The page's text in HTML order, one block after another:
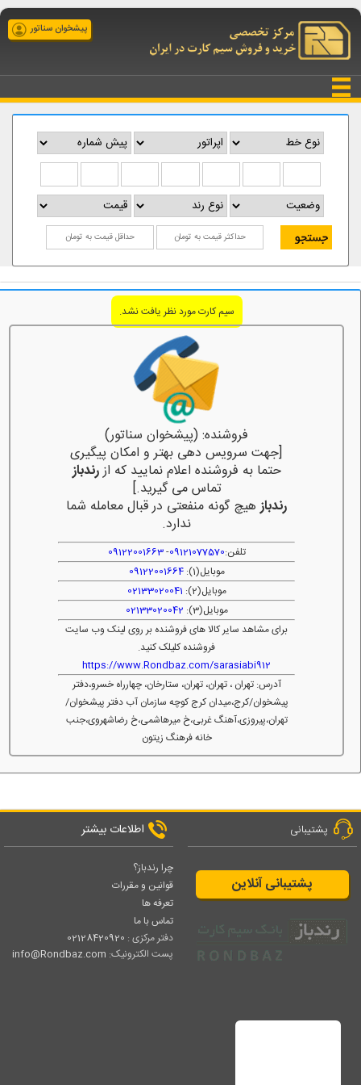
پیشخوان سناتور
سیم کارت مورد نظر یافت نشد.
فروشنده: (پیشخوان سناتور)
[جهت سرویس دهی بهتر و امکان پیگیری
حتما به فروشنده اعلام نمایید که ازرندباز
تماس می گیرید.]
رندبازهیچ گونه منفعتی در قبال معامله شما
ندارد.
تلفن:09121077570
-
09122001663
موبایل(1):
09122001664
موبایل(2):
02133020041
موبایل(3):
02133020042
برای مشاهد سایر کالا های فروشنده بر روی لینک وب سایت
فروشنده کلیلک کنید.
https://www.Rondbaz.com/sarasiabi912
آدرس: تهران ، تهران، تهران، ستارخان، چهارراه خسرو،دفتر
پیشخوان/کرج،میدان کرج کوچه سازمان آب دفتر پیشخوان/
تهران،پیروزی،آهنگ غربی،خ میرهاشمی،خ رضاشهروی،جنب
خانه فرهنگ زیتون
پشتیبانی
پشتیبانی آنلاین
اطلاعات بیشتر
چرا رندباز؟
قوانین و مقررات
تعرفه ها
تماس با ما
دفتر مرکزی : 02128420920
پست الکترونیک: info@Rondbaz.com